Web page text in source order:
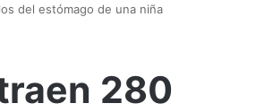
del estómago de una niña
280